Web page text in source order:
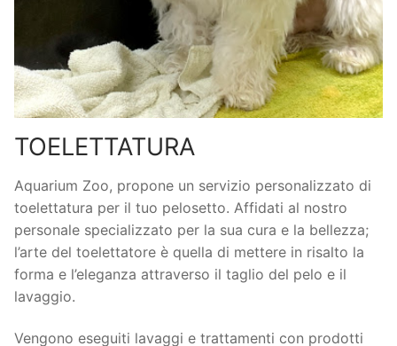
TOELETTATURA
Aquarium Zoo, propone un servizio personalizzato di
toelettatura per il tuo pelosetto. Affidati al nostro
personale specializzato per la sua cura e la bellezza;
l’arte del toelettatore è quella di mettere in risalto la
forma e l’eleganza attraverso il taglio del pelo e il
lavaggio.
Vengono eseguiti lavaggi e trattamenti con prodotti